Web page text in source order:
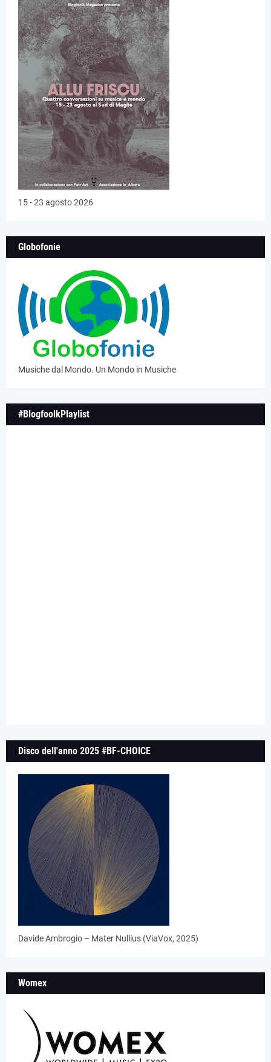
15 - 23 agosto 2026
Globofonie
Musiche dal Mondo. Un Mondo in Musiche
#BlogfoolkPlaylist
Disco dell'anno 2025 #BF-CHOICE
Davide Ambrogio – Mater Nullius (ViaVox, 2025)
Womex